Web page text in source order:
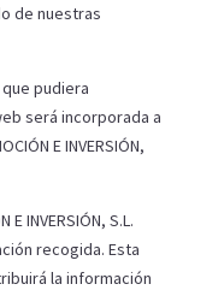
de nuestras
pudiera
será incorporada a
E INVERSIÓN,
INVERSIÓN, S.L.
recogida. Esta
la información